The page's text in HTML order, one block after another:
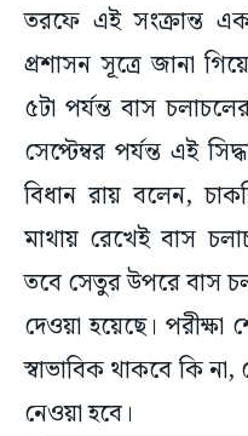
তরফে এই সংক্রান্ত এক
প্রশাসন সূত্রে জানা
৫টা পর্যন্ত বাস
সেপ্টেম্বর পর্যন্ত এই
বিধান রায় বলেন,
মাথায় রেখেই বাস
তবে সেতুর উপরে বাস
দেওয়া হয়েছে।
স্বাভাবিক থাকবে কি না,
নেওয়া হবে।